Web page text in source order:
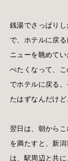
銭湯でさっぱり
で、ホテルに戻
ニューを眺めて
べたくなって、
でホテルに戻る
たはずなんだけど
翌日は、朝から
を満たすと、新
は、駅周辺と共